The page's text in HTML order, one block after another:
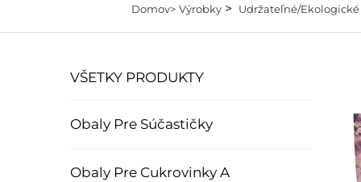
Domov> Výrobky> Udržateľné/
VŠETKY PRODUKTY
Obaly Pre Súčastičky
Obaly Pre Cukrovinky A